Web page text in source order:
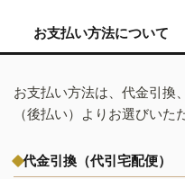
お支払い方法について
お支払い方法は、代金引換
（後払い）よりお選びいた
代金引換（代引宅配便）